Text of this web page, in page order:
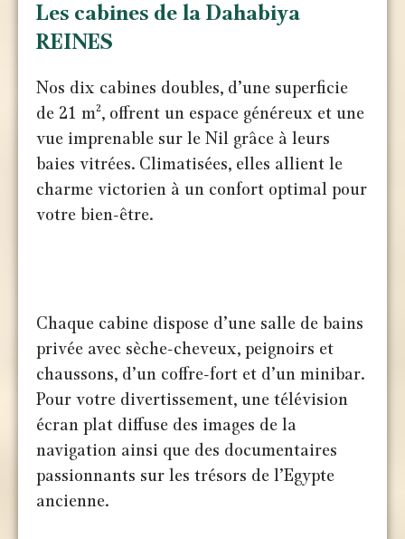
Les cabines de la Dahabiya
REINES
Nos dix cabines doubles, d’une superficie
de 21 m², offrent un espace généreux et une
vue imprenable sur le Nil grâce à leurs
baies vitrées. Climatisées, elles allient le
charme victorien à un confort optimal pour
votre bien-être.
Chaque cabine dispose d’une salle de bains
privée avec sèche-cheveux, peignoirs et
chaussons, d’un coffre-fort et d’un minibar.
Pour votre divertissement, une télévision
écran plat diffuse des images de la
navigation ainsi que des documentaires
passionnants sur les trésors de l’Egypte
ancienne.